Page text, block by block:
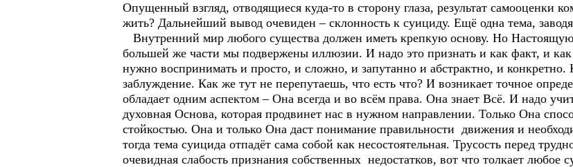
Опущенный взгляд, отводящиеся куда-то в сторону глаза, результат самооценки
жить? Дальнейший вывод очевиден – склонность к суициду. Ещё одна тема,
Внутренний мир любого существа должен иметь крепкую основу. Но
большей же части мы подвержены иллюзии. И надо это признать и как факт, и
нужно воспринимать и просто, и сложно, и запутанно и абстрактно, и конкретно.
заблуждение. Как же тут не перепутаешь, что есть что? И возникает точное
обладает одним аспектом – Она всегда и во всём права. Она знает Всё. И надо
духовная Основа, которая продвинет нас в нужном направлении. Только Она
стойкостью. Она и только Она даст понимание правильности движения и
тогда тема суицида отпадёт сама собой как несостоятельная. Трусость перед
очевидная слабость признания собственных недостатков, вот что толкает любое